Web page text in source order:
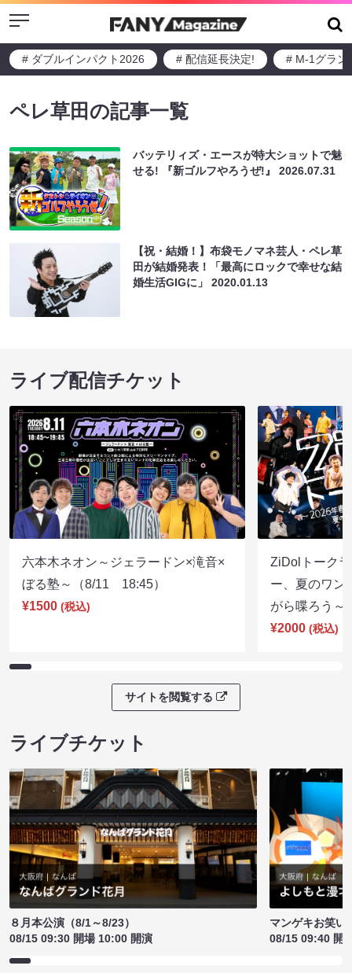
Menu
# ダブルインパクト2026 # 配信延長決定! # M-1グラン
ペレ草田の記事一覧
バッテリィズ・エースが特大ショットで魅
せる! 『新ゴルフやろうぜ!』2026.07.31
【祝・結婚！】布袋モノマネ芸人・ペレ草
田が結婚発表！「最高にロックで幸せな結
婚生活GIGに」2020.01.13
ライブ配信チケット
六本木ネオン～ジェラードン×滝音×
ぼる塾～（8/11 18:45）
¥1500 (税込)
ZiDolトーク
ー、夏のワン
がら喋ろう
¥2000 (税込)
サイトを閲覧する
ライブチケット
８月本公演（8/1～8/23）
08/15 09:30 開場 10:00 開演
マンゲキお笑い
08/15 09:40 開